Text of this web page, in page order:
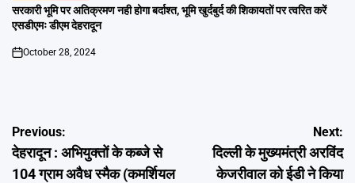
IN
सरकारी भूमि पर अतिक्रमण नही होगा बर्दाश्त, भूमि खुर्दबुर्द की शिकायतों पर त्वरित करें
एसडीएमः डीएम देहरादून
on
October 28, 2024
Post
navigation
Previous:
देहरादून : अभियुक्तों के कब्जे से
104 ग्राम अवैध स्मैक (कमर्शियल
Next:
दिल्ली के मुख्यमंत्री अरविंद
केजरीवाल को ईडी ने किया